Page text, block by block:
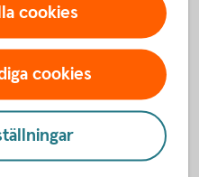
för
för premie till
35 procent av den
cookies
cookies